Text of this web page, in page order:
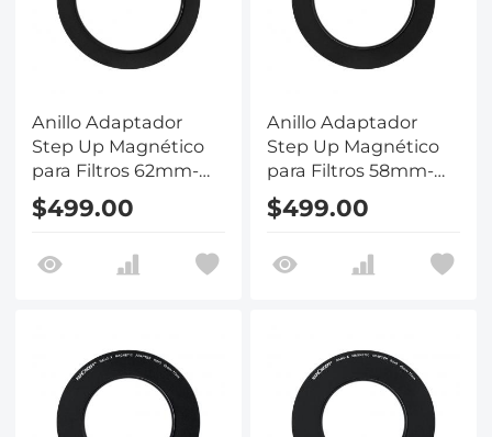
Anillo Adaptador
Step Up Magnético
para Filtros 62mm-
77mm
$499.00
Anillo Adaptador
Step Up Magnético
para Filtros 58mm-
77mm
$499.00